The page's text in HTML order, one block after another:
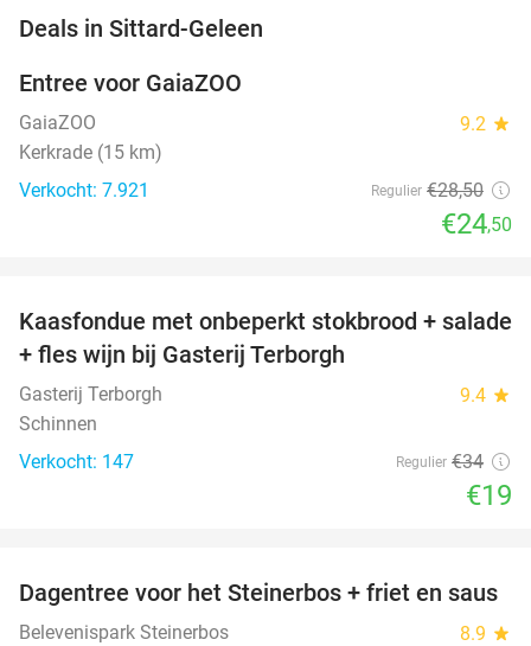
Deals in Sittard-Geleen
Entree voor GaiaZOO
GaiaZOO 9.2 star
Kerkrade (15 km)
Verkocht: 7.921
Regulier €28,50
€24,50
44%
Kaasfondue met onbeperkt stokbrood + salade
+ fles wijn bij Gasterij Terborgh
Gasterij Terborgh 9.4 star
Schinnen
Verkocht: 147
Regulier €34
€19
37%
Dagentree voor het Steinerbos + friet en saus
Belevenispark Steinerbos 8.9 star